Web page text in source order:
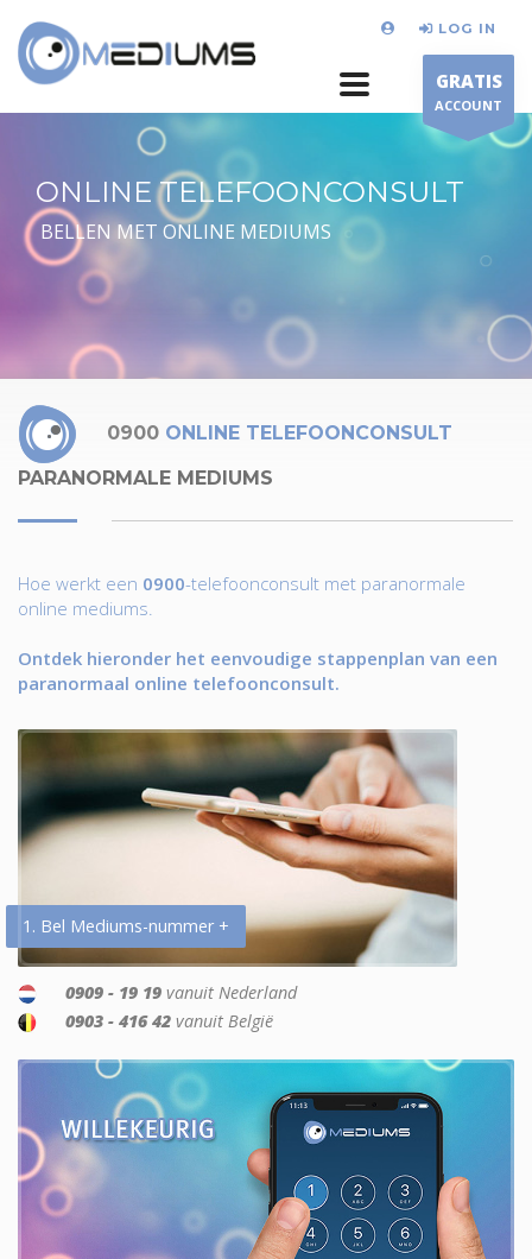
LOG IN
GRATIS
ACCOUNT
ONLINE TELEFOONCONSULT
BELLEN MET ONLINE MEDIUMS
0900 ONLINE TELEFOONCONSULT
PARANORMALE MEDIUMS
Hoe werkt een 0900-telefoonconsult met paranormale
online mediums.
Ontdek hieronder het eenvoudige stappenplan van een
paranormaal online telefoonconsult.
1. Bel Mediums-nummer +
0909 - 19 19 vanuit Nederland
0903 - 416 42 vanuit België